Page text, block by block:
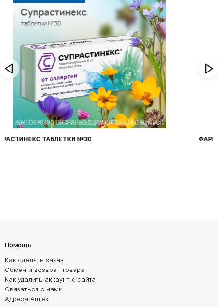
ФАРИНГОСЕПТ ТАБЛЕТКИ №20
Помощь
Как сделать заказ
Обмен и возврат товара
Как удалить аккаунт с сайта
Связаться с нами
Адреса Аптек